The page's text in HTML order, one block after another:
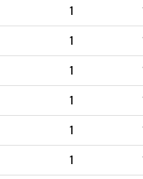
1
1
1
1
1
1